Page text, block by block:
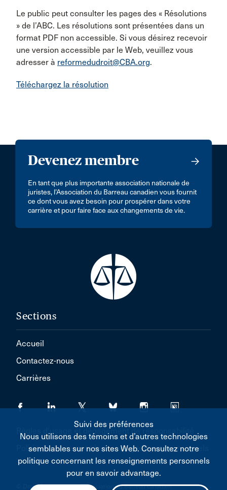
Le public peut consulter les pages des « Résolutions
» de l’ABC. Les résolutions sont présentées dans un
format PDF non accessible. Si vous désirez recevoir
une version accessible par le Web, veuillez vous
adresser à reformedudroit@CBA.org.
Téléchargez la résolution
Devenez membre
En tant que plus importante association nationale de
juristes, l’Association du Barreau canadien vous fournit
ce dont vous avez besoin pour prospérer dans votre
carrière et pour faire face aux changements de vie.
Sections
Accueil
Contactez-nous
Carrières
Règles d'usage et dégagement de responsabilité
Politique concernant les renseignements personnels
© Droit d'auteur 2026 L'Association du Barreau canadien
Suivi des préférences
Nous utilisons des témoins et d’autres technologies
semblables sur nos sites Web. Consultez notre
politique concernant les renseignements personnels
pour en savoir advantage.